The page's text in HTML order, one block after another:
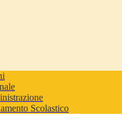
Scolastico